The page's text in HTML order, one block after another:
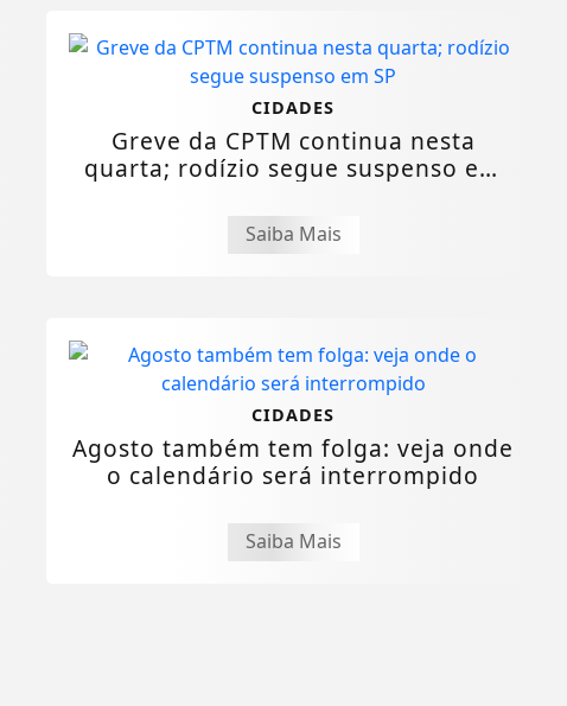
CIDADES
Greve da CPTM continua nesta
quarta; rodízio segue suspenso em
Saiba Mais
CIDADES
Agosto também tem folga: veja onde
o calendário será interrompido
Saiba Mais